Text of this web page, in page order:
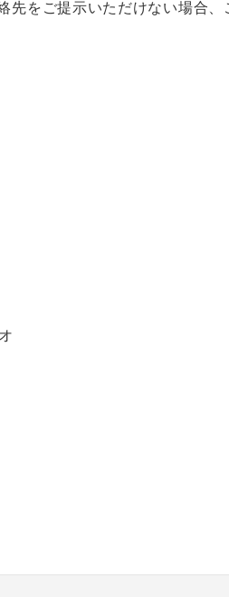
をご提示いただけない場合